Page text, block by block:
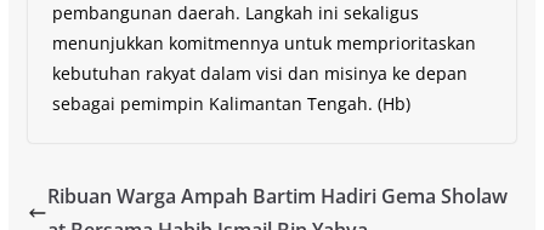
pembangunan daerah. Langkah ini sekaligus
menunjukkan komitmennya untuk memprioritaskan
kebutuhan rakyat dalam visi dan misinya ke depan
sebagai pemimpin Kalimantan Tengah. (Hb)
Ribuan Warga Ampah Bartim Hadiri Gema Sholaw